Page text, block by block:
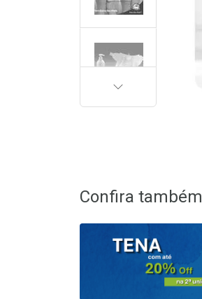
PRÓXIMA
Confira também